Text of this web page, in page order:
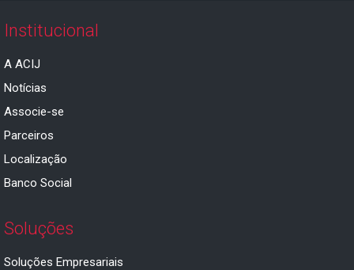
Institucional
A ACIJ
Notícias
Associe-se
Parceiros
Localização
Banco Social
Soluções
Soluções Empresariais